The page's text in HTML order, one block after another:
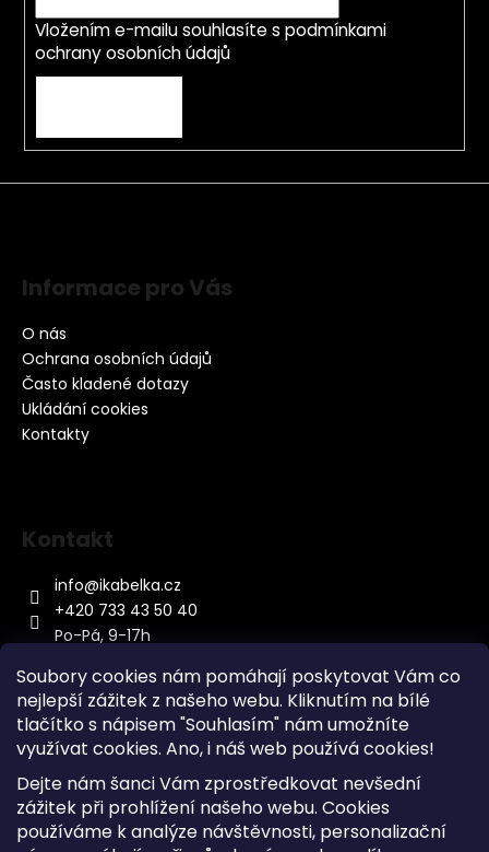
Soubory cookies nám pomáhají poskytovat Vám co
nejlepší zážitek z našeho webu. Kliknutím na bílé
tlačítko s nápisem "Souhlasím" nám umožníte
využívat cookies. Ano, i náš web používá cookies!
Dejte nám šanci Vám zprostředkovat nevšední
zážitek při prohlížení našeho webu. Cookies
používáme k analýze návštěvnosti, personalizační
Vložením e-mailu souhlasíte s podmínkami
ochrany osobních údajů
Informace pro Vás
O nás
Ochrana osobních údajů
Často kladené dotazy
Ukládání cookies
Kontakty
Kontakt
info@ikabelka.cz
+420 733 43 50 40
Po-Pá, 9-17h
Kontakt
Sitemap
Doprava a Platba